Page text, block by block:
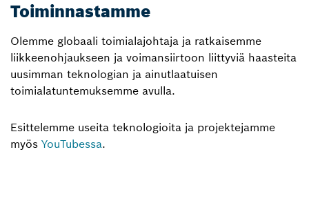
Toiminnastamme
Olemme globaali toimialajohtaja ja ratkaisemme
liikkeenohjaukseen ja voimansiirtoon liittyviä haasteita
uusimman teknologian ja ainutlaatuisen
toimialatuntemuksemme avulla.
Esittelemme useita teknologioita ja projektejamme
myös YouTubessa.